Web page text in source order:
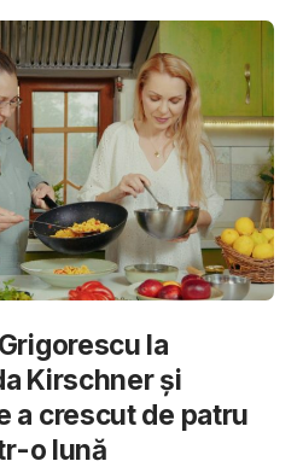
la
Kirschner și
a crescut de patru
o lună